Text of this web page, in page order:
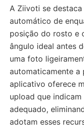
A Ziivoti se
automático de
posição do rosto e
ângulo ideal antes
uma foto
automaticamente a
aplicativo oferece
upload que
adequado,
adotam esses